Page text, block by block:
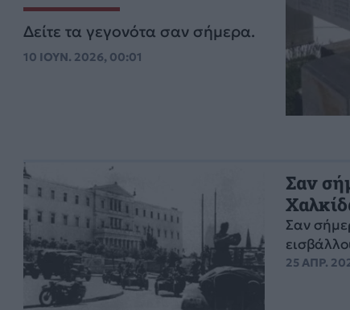
Δείτε τα γεγονότα σαν σήμερα.
10 ΙΟΥΝ. 2026, 00:01
Σαν
Σαν
25 ΑΠΡ.